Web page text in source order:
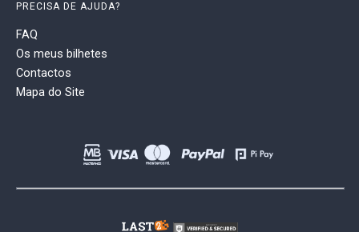
PRECISA DE AJUDA?
FAQ
Os meus bilhetes
Contactos
Mapa do Site